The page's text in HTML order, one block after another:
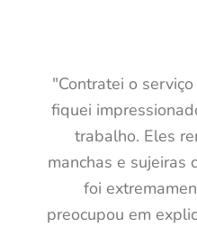
"Contratei o
fiquei
trabalho. Eles
manchas e sujeiras
foi
preocupou em